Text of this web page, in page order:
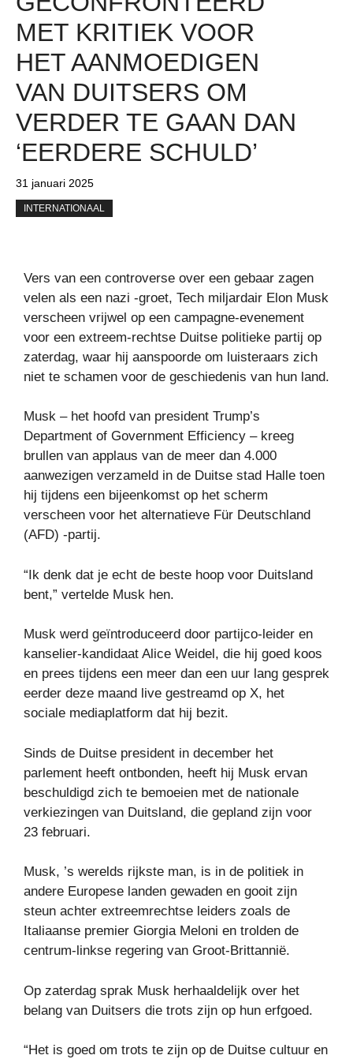
MET KRITIEK VOOR
HET AANMOEDIGEN
VAN DUITSERS OM
VERDER TE GAAN DAN
‘EERDERE SCHULD’
31 januari 2025
INTERNATIONAAL
Vers van een controverse over een gebaar zagen
velen als een nazi -groet, Tech miljardair Elon Musk
verscheen vrijwel op een campagne-evenement
voor een extreem-rechtse Duitse politieke partij op
zaterdag, waar hij aanspoorde om luisteraars zich
niet te schamen voor de geschiedenis van hun land.
Musk – het hoofd van president Trump’s
Department of Government Efficiency – kreeg
brullen van applaus van de meer dan 4.000
aanwezigen verzameld in de Duitse stad Halle toen
hij tijdens een bijeenkomst op het scherm
verscheen voor het alternatieve Für Deutschland
(AFD) -partij.
“Ik denk dat je echt de beste hoop voor Duitsland
bent,” vertelde Musk hen.
Musk werd geïntroduceerd door partijco-leider en
kanselier-kandidaat Alice Weidel, die hij goed koos
en prees tijdens een meer dan een uur lang gesprek
eerder deze maand live gestreamd op X, het
sociale mediaplatform dat hij bezit.
Sinds de Duitse president in december het
parlement heeft ontbonden, heeft hij Musk ervan
beschuldigd zich te bemoeien met de nationale
verkiezingen van Duitsland, die gepland zijn voor
23 februari.
Musk, ’s werelds rijkste man, is in de politiek in
andere Europese landen gewaden en gooit zijn
steun achter extreemrechtse leiders zoals de
Italiaanse premier Giorgia Meloni en trolden de
centrum-linkse regering van Groot-Brittannië.
Op zaterdag sprak Musk herhaaldelijk over het
belang van Duitsers die trots zijn op hun erfgoed.
“Het is goed om trots te zijn op de Duitse cultuur en